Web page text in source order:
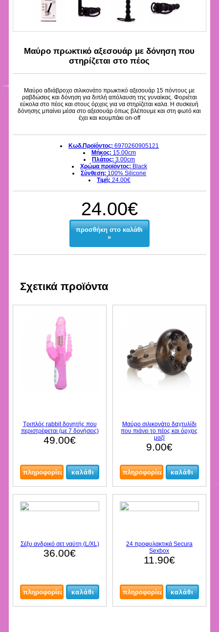
Μαύρο πρωκτικό αξεσουάρ με δόνηση που
στηρίζεται στο πέος
Μαύρο αδιάβροχο σιλικονάτο πρωκτικό αξεσουάρ 15 πόντους με
ραβδώσεις και δόνηση για διπλή απόλαυση της γυναίκας. Φοριέται
εύκολα στο πέος και στους όρχεις για να στηρίζεται καλα. Η συσκευή
δόνησης μπαίνει μέσα στο αξεσουάρ όπως βλέπουμε και στη φωτό και
έχει και κουμπάκι on-off
Κωδ.Προϊόντος: 6970260905121
Μήκος: 15.00cm
Πλάτος: 3.00cm
Χρώμα προϊόντος: Black
Σύνθεση: 100% Silicone
Τιμή: 24.00€
24.00€
προσθήκη στο καλάθι
»
Σχετικά προϊόντα
Τριπλός rabbit δονητής που
περιστρέφεται (με 7 δονήσεις)
49.00€
Μαύρο σιλικονάτο δαχτυλίδι
που πιάνει το πέος και όρχεις
μαζί
9.00€
Σέξυ ανδρικό σετ ναύτη (L/XL)
36.00€
24 προφυλακτικά Secura
Sexbox
11.90€